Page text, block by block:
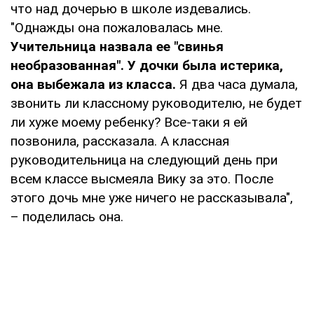
что над дочерью в школе издевались.
"Однажды она пожаловалась мне.
Учительница назвала ее "свинья
необразованная". У дочки была истерика,
она выбежала из класса. Я два часа думала,
звонить ли классному руководителю, не будет
ли хуже моему ребенку? Все-таки я ей
позвонила, рассказала. А классная
руководительница на следующий день при
всем классе высмеяла Вику за это. После
этого дочь мне уже ничего не рассказывала",
– поделилась она.